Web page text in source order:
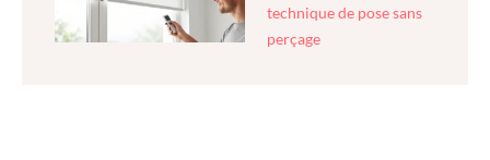
technique de pose sans
perçage